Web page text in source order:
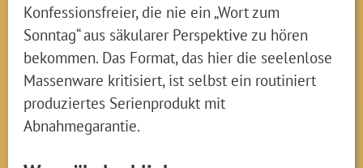
Konfessionsfreier, die nie ein „Wort zum
Sonntag“ aus säkularer Perspektive zu hören
bekommen. Das Format, das hier die seelenlose
Massenware kritisiert, ist selbst ein routiniert
produziertes Serienprodukt mit
Abnahmegarantie.